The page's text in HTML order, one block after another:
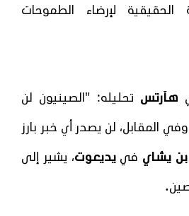
الحقيقية لإرضاء الطموحات
هآرتس تحليله: "الصينيون لن
المقابل، لن يصدر أي خبر بارز
بن يشاي فييديعوت، يشير إلى
.